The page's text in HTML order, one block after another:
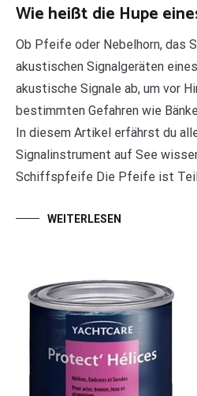
Wie heißt die Hupe
Ob Pfeife oder Nebelhorn, das
akustischen Signalgeräten
akustische Signale ab, um vor
bestimmten Gefahren wie
In diesem Artikel erfährst du
Signalinstrument auf See
Schiffspfeife Die Pfeife ist Teil
WEITERLESEN